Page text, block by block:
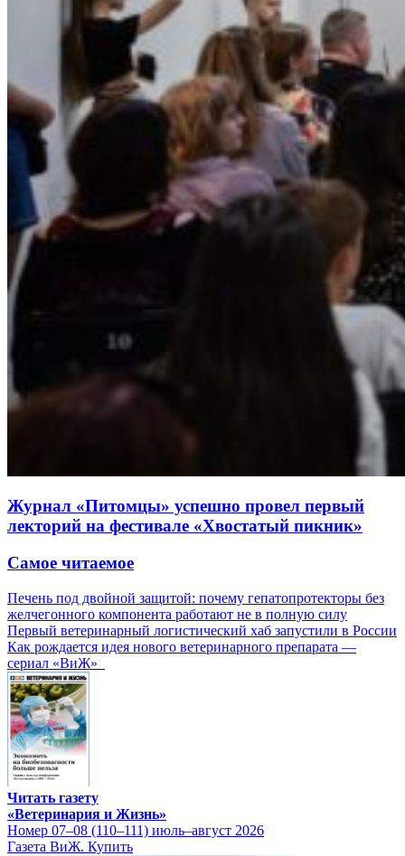
Журнал «Питомцы» успешно провел первый
лекторий на фестивале «Хвостатый пикник»
Самое читаемое
Печень под двойной защитой: почему гепатопротекторы без
желчегонного компонента работают не в полную силу
Первый ветеринарный логистический хаб запустили в России
Как рождается идея нового ветеринарного препарата —
сериал «ВиЖ»
Читать газету
«Ветеринария и Жизнь»
Номер 07–08 (110–111) июль–август 2026
Газета ВиЖ. Купить